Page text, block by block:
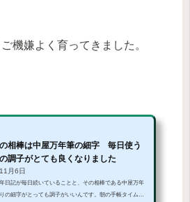
機嫌よく育ってきました。
相棒は中屋万年筆の細字 毎日使う
調子がとても良くなりました
月6日
日記が毎日続いていることと、その相棒である中屋万年
の細字がとっても調子がいいんです。朝の手帳タイムの